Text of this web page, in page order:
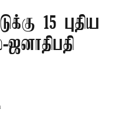
15 புதிய